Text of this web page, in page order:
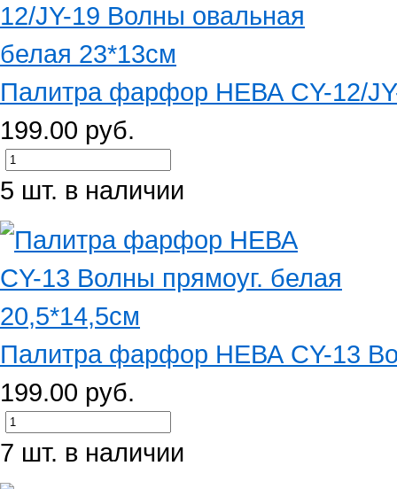
Палитра фарфор НЕВА CY-12/
199.00 руб.
5 шт. в наличии
Палитра фарфор НЕВА CY-13
199.00 руб.
7 шт. в наличии